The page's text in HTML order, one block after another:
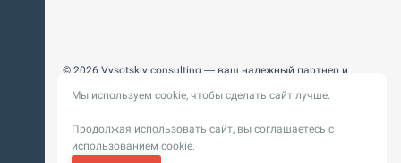
© 2026 Vysotskiy consulting — ваш надежный партнер и
Цифровизация, BIM, ИИ. Внедряем и оптимизируем
Пользовательское
соглашение
Политика обработки персональных
данных
Мы используем cookie, чтобы сделать сайт лучше.
Продолжая использовать сайт, вы соглашаетесь с
использованием cookie.